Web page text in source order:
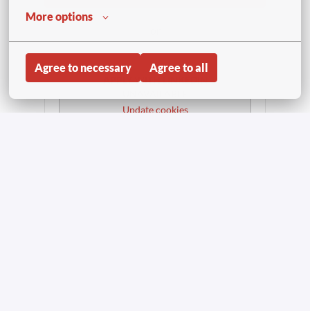
More options
Agree to necessary Agree to all
APPLY WITH LINKEDIN
Update cookies